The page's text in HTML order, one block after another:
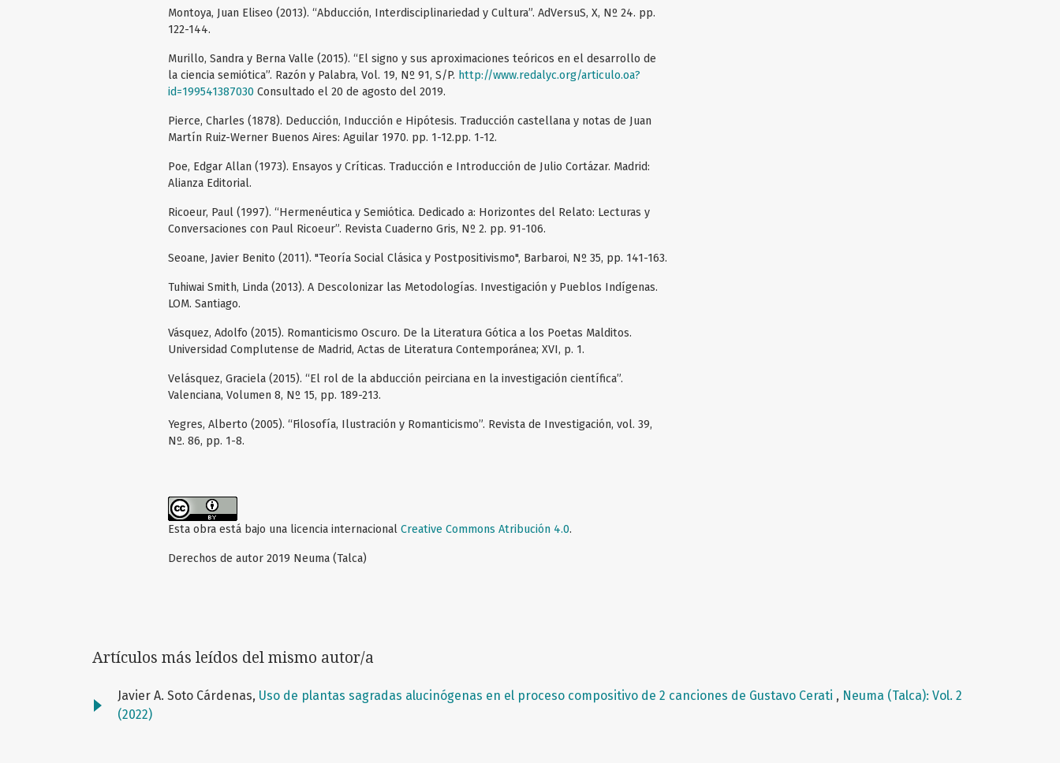
Montoya, Juan Eliseo (2013). “Abducción, Interdisciplinariedad y Cultura”. AdVersuS, X, Nº 24. pp.
122-144.
Murillo, Sandra y Berna Valle (2015). “El signo y sus aproximaciones teóricos en el desarrollo de
la ciencia semiótica”. Razón y Palabra, Vol. 19, Nº 91, S/P. http://www.redalyc.org/articulo.oa?
id=199541387030 Consultado el 20 de agosto del 2019.
Pierce, Charles (1878). Deducción, Inducción e Hipótesis. Traducción castellana y notas de Juan
Martín Ruiz-Werner Buenos Aires: Aguilar 1970. pp. 1-12.pp. 1-12.
Poe, Edgar Allan (1973). Ensayos y Críticas. Traducción e Introducción de Julio Cortázar. Madrid:
Alianza Editorial.
Ricoeur, Paul (1997). “Hermenéutica y Semiótica. Dedicado a: Horizontes del Relato: Lecturas y
Conversaciones con Paul Ricoeur”. Revista Cuaderno Gris, Nº 2. pp. 91-106.
Seoane, Javier Benito (2011). "Teoría Social Clásica y Postpositivismo", Barbaroi, Nº 35, pp. 141-163.
Tuhiwai Smith, Linda (2013). A Descolonizar las Metodologías. Investigación y Pueblos Indígenas.
LOM. Santiago.
Vásquez, Adolfo (2015). Romanticismo Oscuro. De la Literatura Gótica a los Poetas Malditos.
Universidad Complutense de Madrid, Actas de Literatura Contemporánea; XVI, p. 1.
Velásquez, Graciela (2015). “El rol de la abducción peirciana en la investigación científica”.
Valenciana, Volumen 8, Nº 15, pp. 189-213.
Yegres, Alberto (2005). “Filosofía, Ilustración y Romanticismo”. Revista de Investigación, vol. 39,
Nº. 86, pp. 1-8.
Esta obra está bajo una licencia internacional Creative Commons Atribución 4.0.
Derechos de autor 2019 Neuma (Talca)
Artículos más leídos del mismo autor/a
Javier A. Soto Cárdenas, Uso de plantas sagradas alucinógenas en el proceso compositivo de 2 canciones de Gustavo Cerati , Neuma (Talca): Vol. 2
(2022)